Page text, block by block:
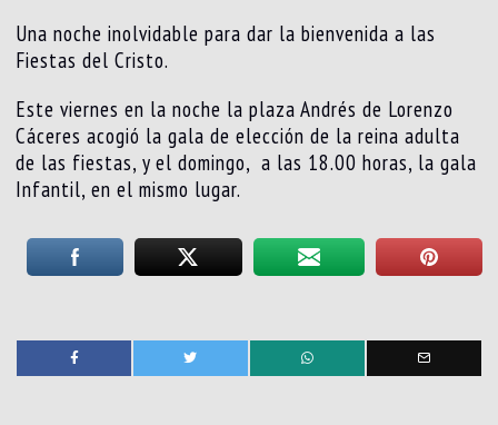
Una noche inolvidable para dar la bienvenida a las
Fiestas del Cristo.
Este viernes en la noche la plaza Andrés de Lorenzo
Cáceres acogió la gala de elección de la reina adulta
de las fiestas, y el domingo, a las 18.00 horas, la gala
Infantil, en el mismo lugar.